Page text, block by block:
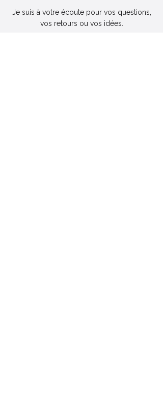
Je suis à votre écoute pour vos questions,
vos retours ou vos idées.